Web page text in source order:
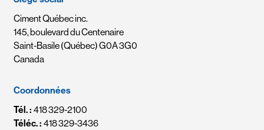
Ciment Québec inc.
145, boulevard du Centenaire
Saint-Basile (Québec) G0A 3G0
Canada
Coordonnées
Tél. :418 329-2100
Téléc. :418 329-3436